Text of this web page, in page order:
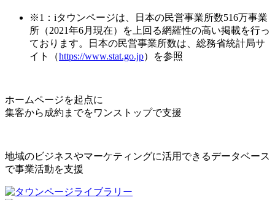
※1：iタウンページは、日本の民営事業所数516万事業
所（2021年6月現在）を上回る網羅性の高い掲載を行っ
ております。日本の民営事業所数は、総務省統計局サ
イト（https://www.stat.go.jp）を参照
ホームページを起点に
集客から成約までをワンストップで支援
地域のビジネスやマーケティングに活用できるデータベース
で事業活動を支援